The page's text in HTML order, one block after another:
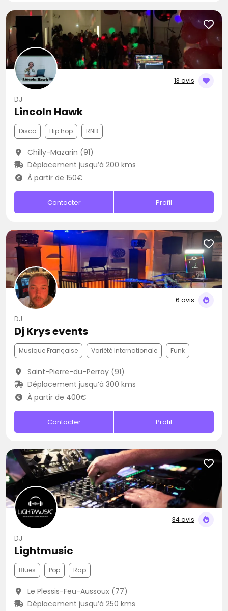
13 avis
DJ
Lincoln Hawk
Disco Hip hop RNB
Chilly-Mazarin (91)
Déplacement jusqu’à 200 kms
À partir de 150€
Contacter Profil
6 avis
DJ
Dj Krys events
Musique Française Variété Internationale Funk
Saint-Pierre-du-Perray (91)
Déplacement jusqu’à 300 kms
À partir de 400€
Contacter Profil
34 avis
DJ
Lightmusic
Blues Pop Rap
Le Plessis-Feu-Aussoux (77)
Déplacement jusqu’à 250 kms